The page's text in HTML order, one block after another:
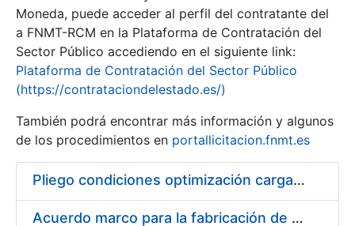
Mostra/Amaga
Moneda, puede acceder al perfil del contratante del
a FNMT-RCM en la Plataforma de Contratación del
Sector Público accediendo en el siguiente link:
Plataforma de Contratación del Sector Público
(https://contrataciondelestado.es/)
También podrá encontrar más información y algunos
de los procedimientos en portallicitacion.fnmt.es
Pliego condiciones optimización cargas compras firmado
Acuerdo marco para la fabricación de piezas